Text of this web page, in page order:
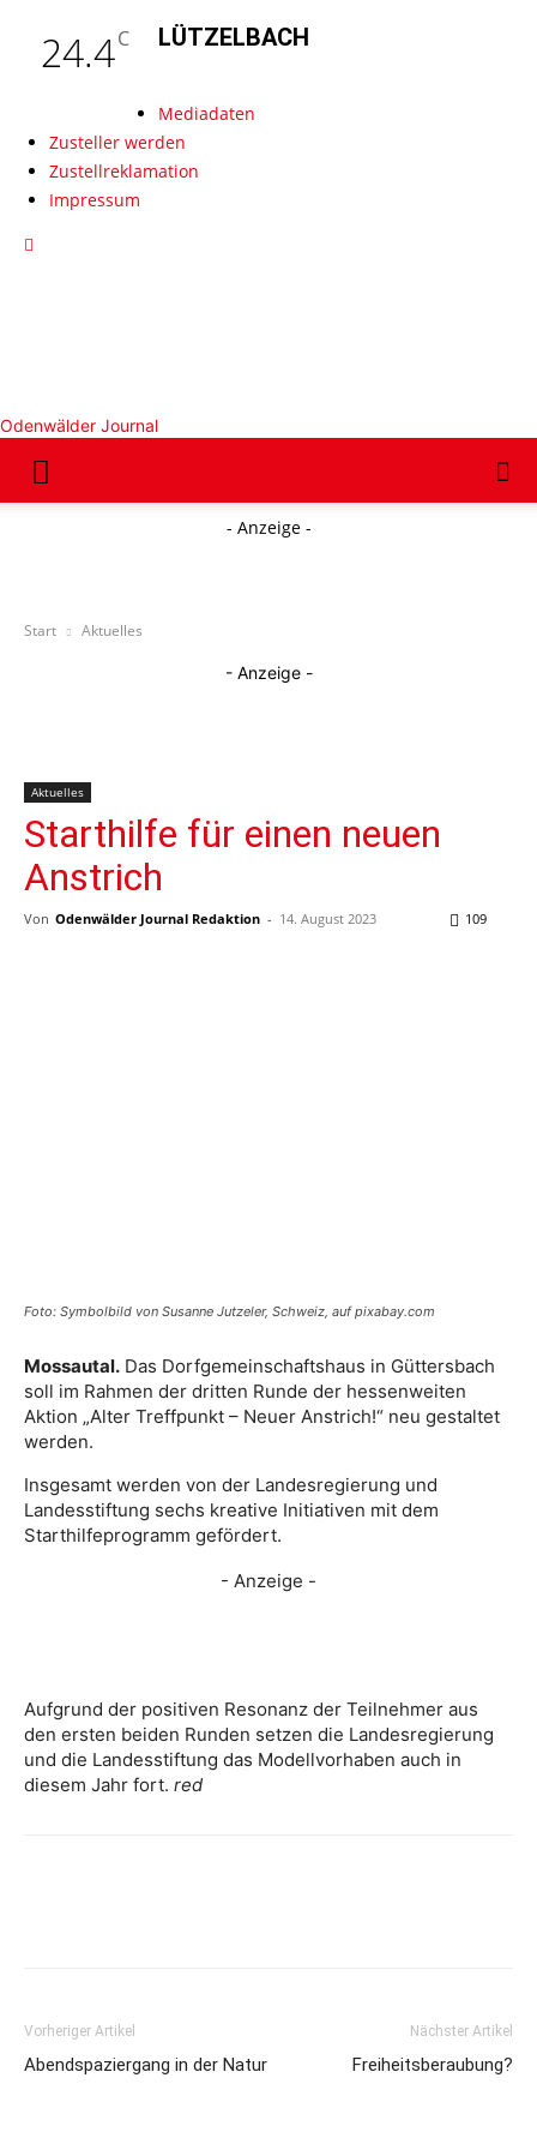
24.4C LÜTZELBACH
Mediadaten
Zusteller werden
Zustellreklamation
Impressum
Odenwälder Journal
- Anzeige -
Start Aktuelles
- Anzeige -
Aktuelles
Starthilfe für einen neuen
Anstrich
Von Odenwälder Journal Redaktion - 14. August 2023 109
Foto: Symbolbild von Susanne Jutzeler, Schweiz, auf pixabay.com
Mossautal. Das Dorfgemeinschaftshaus in Güttersbach
soll im Rahmen der dritten Runde der hessenweiten
Aktion „Alter Treffpunkt – Neuer Anstrich!“ neu gestaltet
werden.
Insgesamt werden von der Landesregierung und
Landesstiftung sechs kreative Initiativen mit dem
Starthilfeprogramm gefördert.
- Anzeige -
Aufgrund der positiven Resonanz der Teilnehmer aus
den ersten beiden Runden setzen die Landesregierung
und die Landesstiftung das Modellvorhaben auch in
diesem Jahr fort. red
Vorheriger Artikel
Abendspaziergang in der Natur
Nächster Artikel
Freiheitsberaubung?